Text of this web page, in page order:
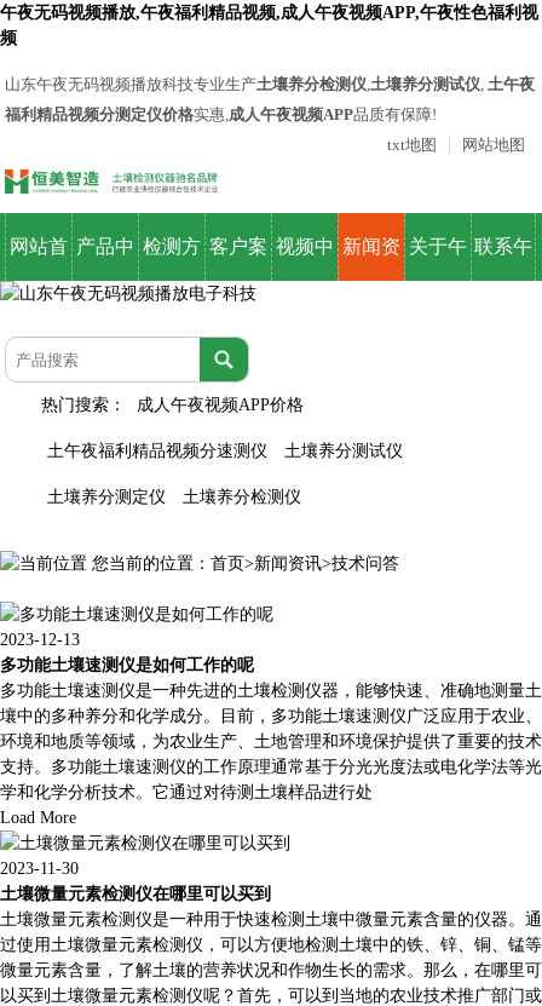
午夜无码视频播放,午夜福利精品视频,成人午夜视频APP,午夜性色福利视
频
山东午夜无码视频播放科技专业生产土壤养分检测仪,土壤养分测试仪,土午夜
福利精品视频分测定仪价格实惠,成人午夜视频APP品质有保障!
网站地图
txt地图
网站首 产品中 检测方 客户案 视频中 新闻资 关于午 联系午
热门搜索： 成人午夜视频APP价格
土午夜福利精品视频分速测仪 土壤养分测试仪
土壤养分测定仪 土壤养分检测仪
您当前的位置： 首页>新闻资讯>技术问答
2023-12-13
多功能土壤速测仪是如何工作的呢
多功能土壤速测仪是一种先进的土壤检测仪器，能够快速、准确地测量土
壤中的多种养分和化学成分。目前，多功能土壤速测仪广泛应用于农业、
环境和地质等领域，为农业生产、土地管理和环境保护提供了重要的技术
支持。多功能土壤速测仪的工作原理通常基于分光光度法或电化学法等光
学和化学分析技术。它通过对待测土壤样品进行处
Load More
2023-11-30
土壤微量元素检测仪在哪里可以买到
土壤微量元素检测仪是一种用于快速检测土壤中微量元素含量的仪器。通
过使用土壤微量元素检测仪，可以方便地检测土壤中的铁、锌、铜、锰等
微量元素含量，了解土壤的营养状况和作物生长的需求。那么，在哪里可
以买到土壤微量元素检测仪呢？首先，可以到当地的农业技术推广部门或